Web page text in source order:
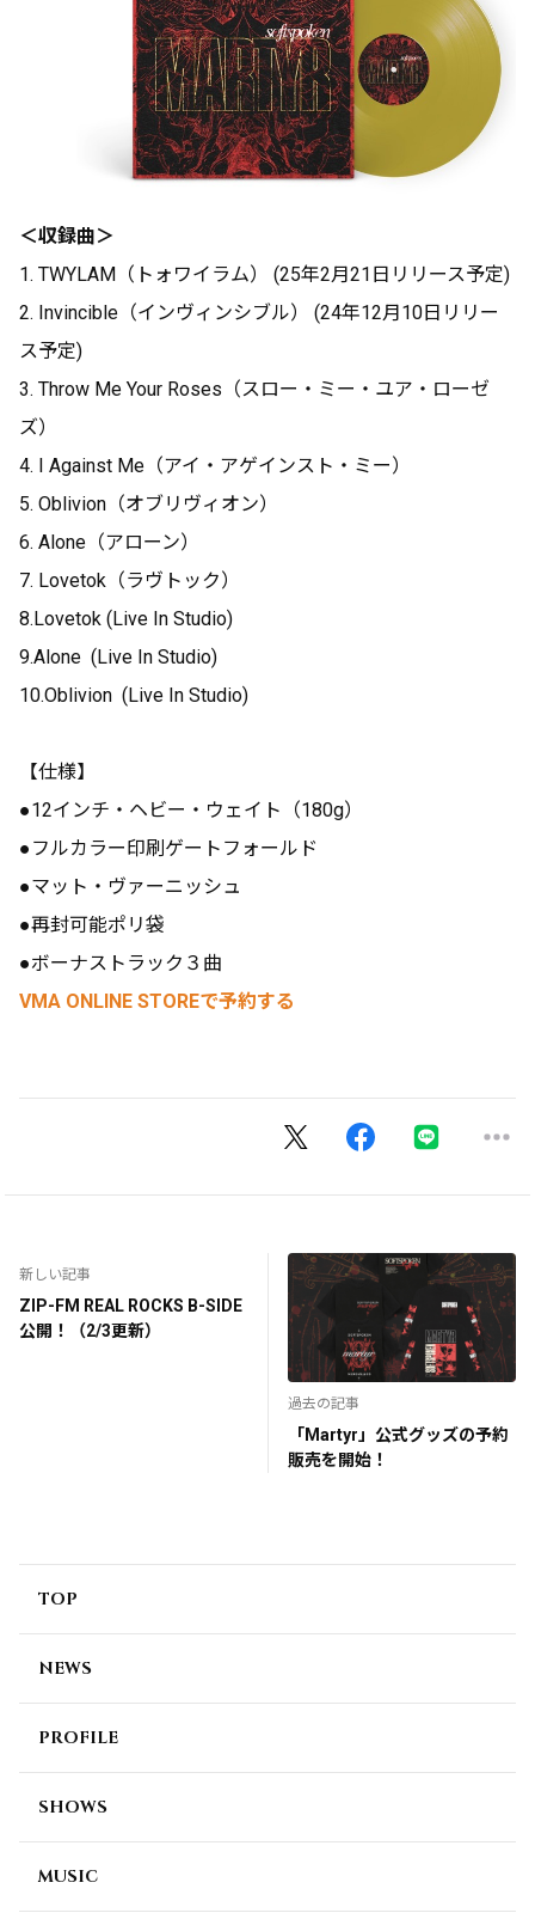
＜収録曲＞
1. TWYLAM（トォワイラム） (25年2月21日リリース予定)
2. Invincible（インヴィンシブル） (24年12月10日リリー
ス予定)
3. Throw Me Your Roses（スロー・ミー・ユア・ローゼ
ズ）
4. I Against Me（アイ・アゲインスト・ミー）
5. Oblivion（オブリヴィオン）
6. Alone（アローン）
7. Lovetok（ラヴトック）
8.Lovetok (Live In Studio)
9.Alone (Live In Studio)
10.Oblivion (Live In Studio)
【仕様】
●12インチ・ヘビー・ウェイト（180g）
●フルカラー印刷ゲートフォールド
●マット・ヴァーニッシュ
●再封可能ポリ袋
●ボーナストラック３曲
VMA ONLINE STOREで予約する
新しい記事
ZIP-FM REAL ROCKS B-SIDE
公開！（2/3更新）
過去の記事
「Martyr」公式グッズの予約
販売を開始！
TOP
NEWS
PROFILE
SHOWS
MUSIC